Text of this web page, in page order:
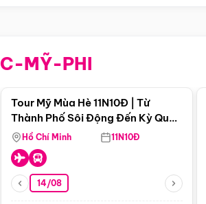
MỸ-PHI
Tour Mỹ Mùa Hè 11N10Đ | Từ
Thành Phố Sôi Động Đến Kỳ Quan
Thiên Nhiên Mỹ
Hồ Chí Minh 11N10Đ
14/08